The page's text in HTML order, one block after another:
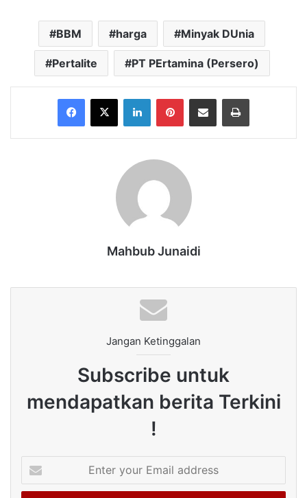
BBM harga Minyak DUnia
Pertalite PT PErtamina (Persero)
Facebook
X LinkedInPinterestShare via Email Print
Mahbub Junaidi
Jangan Ketinggalan
Subscribe untuk
mendapatkan berita Terkini
!
your
Email